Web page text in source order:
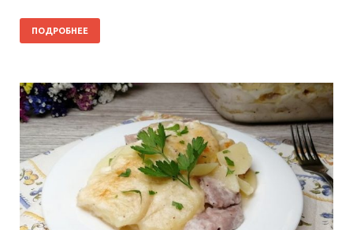
ПОДРОБНЕЕ